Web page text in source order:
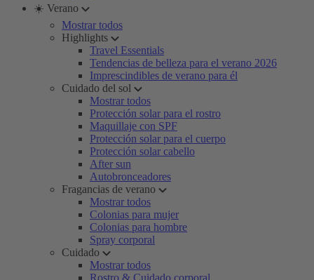
☀️ Verano
Mostrar todos
Highlights
Travel Essentials
Tendencias de belleza para el verano 2026
Imprescindibles de verano para él
Cuidado del sol
Mostrar todos
Protección solar para el rostro
Maquillaje con SPF
Protección solar para el cuerpo
Protección solar cabello
After sun
Autobronceadores
Fragancias de verano
Mostrar todos
Colonias para mujer
Colonias para hombre
Spray corporal
Cuidado
Mostrar todos
Rostro & Cuidado corporal